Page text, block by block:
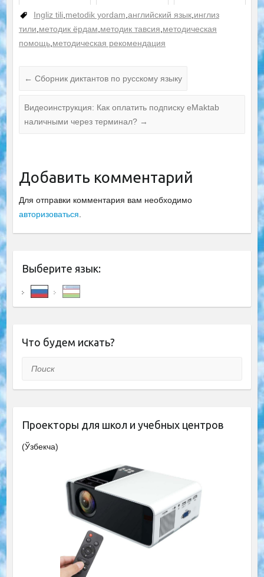
Ingliz tili,metodik yordam,английский язык,инглиз
тили,методик ёрдам,методик тавсия,методическая
помощь,методическая рекомендация
← Сборник диктантов по русскому языку
Видеоинструкция: Как оплатить подписку eMaktab
наличными через терминал? →
Добавить комментарий
Для отправки комментария вам необходимо
авторизоваться.
Выберите язык:
Что будем искать?
Поиск
Проекторы для школ и учебных центров
(Ўзбекча)